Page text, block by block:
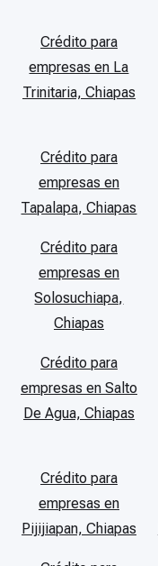
Crédito para
empresas en La
Trinitaria, Chiapas
Crédito para
empresas en
Tapalapa, Chiapas
Crédito para
empresas en
Solosuchiapa,
Chiapas
Crédito para
empresas en Salto
De Agua, Chiapas
Crédito para
empresas en
Pijijiapan, Chiapas